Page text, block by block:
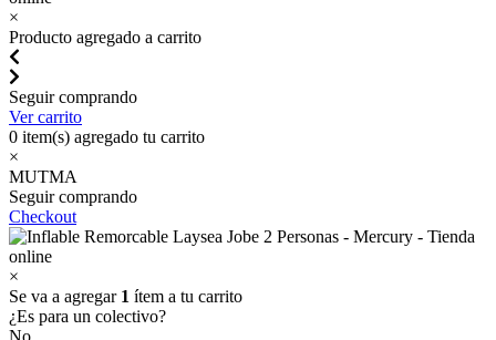
×
Producto agregado a carrito
Seguir comprando
Ver carrito
0 item(s) agregado tu carrito
×
MUTMA
Seguir comprando
Checkout
×
Se va a agregar 1 ítem a tu carrito
¿Es para un colectivo?
No